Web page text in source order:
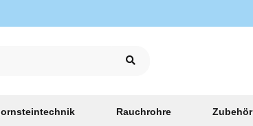
Rauchrohre Zubehör